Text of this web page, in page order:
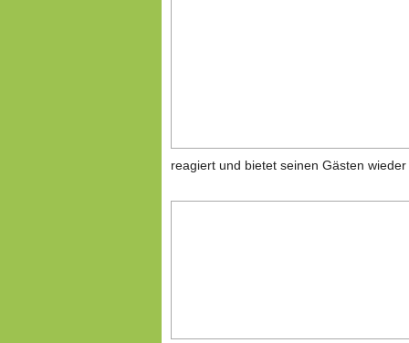
reagiert und bietet seinen Gästen